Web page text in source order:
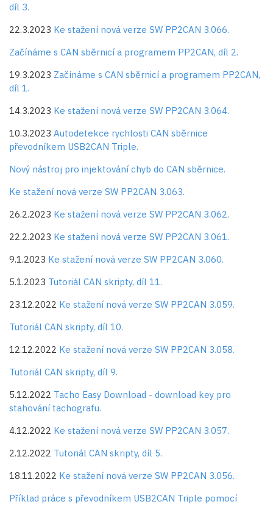
díl 3.
22.3.2023 Ke stažení nová verze SW PP2CAN 3.066.
Začínáme s CAN sběrnicí a programem PP2CAN, díl 2.
19.3.2023 Začínáme s CAN sběrnicí a programem PP2CAN,
díl 1.
14.3.2023 Ke stažení nová verze SW PP2CAN 3.064.
10.3.2023 Autodetekce rychlosti CAN sběrnice
převodníkem USB2CAN Triple.
Nový nástroj pro injektování chyb do CAN sběrnice.
Ke stažení nová verze SW PP2CAN 3.063.
26.2.2023 Ke stažení nová verze SW PP2CAN 3.062.
22.2.2023 Ke stažení nová verze SW PP2CAN 3.061.
9.1.2023 Ke stažení nová verze SW PP2CAN 3.060.
5.1.2023 Tutoriál CAN skripty, díl 11.
23.12.2022 Ke stažení nová verze SW PP2CAN 3.059.
Tutoriál CAN skripty, díl 10.
12.12.2022 Ke stažení nová verze SW PP2CAN 3.058.
Tutoriál CAN skripty, díl 9.
5.12.2022 Tacho Easy Download - download key pro
stahování tachografu.
4.12.2022 Ke stažení nová verze SW PP2CAN 3.057.
2.12.2022 Tutoriál CAN skripty, díl 5.
18.11.2022 Ke stažení nová verze SW PP2CAN 3.056.
Příklad práce s převodníkem USB2CAN Triple pomocí